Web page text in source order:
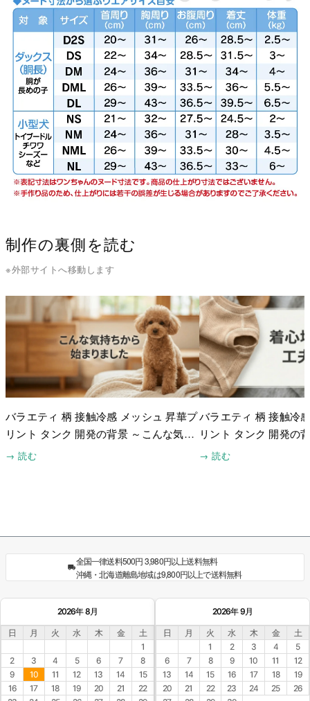
制作の裏側を読む
※外部サイトへ移動します
バラエティ 柄 接触冷感 メッシュ 昇華プ
リント タンク 開発の背景 ～こんな気持
ちから始まりました～
→ 読む
バラエティ 柄 接触冷
リント タンク 開発の
めに工夫したこと～
→ 読む
全国一律送料500円 3,980円以上送料無料
沖縄・北海道離島地域は9,800円以上で送料無料
2026年 8月
日 月 火 水 木 金
土
1
2
3 4 5 6 7
8
9
10 11 12 13 14
15
16
17 18 19 20 21
22
2026年 9月
日 月 火 水 木 金
土
1
2 3 4
5
6
7 8 9 10 11
12
13
14 15 16 17 18
19
20
21 22 23 24 25
26